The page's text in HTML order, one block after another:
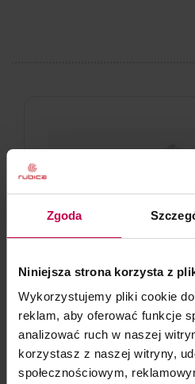
Zgoda
Niniejsza strona korzysta z
Wykorzystujemy pliki cookie
reklam, aby oferować funkcje
analizować ruch w naszej
korzystasz z naszej witryny,
społecznościowym,